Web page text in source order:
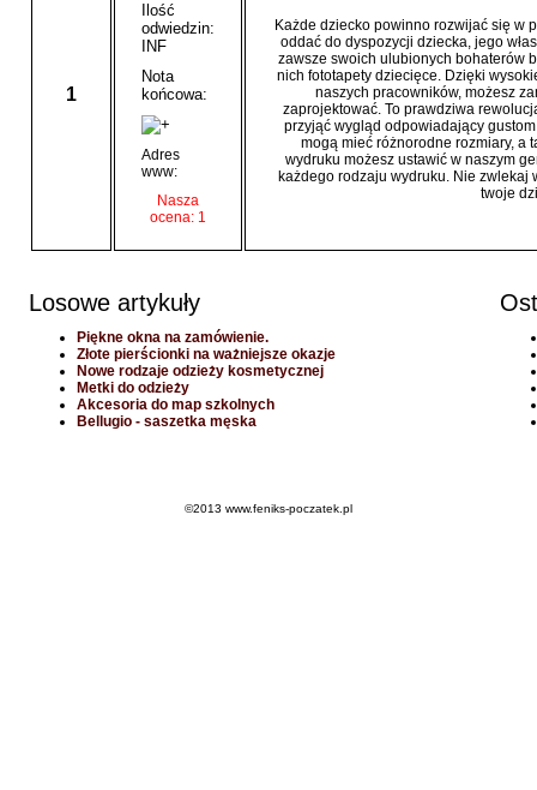
1
Ilość
odwiedzin:
INF
Nota
końcowa:
Adres
www:
Nasza
ocena: 1
Każde dziecko powinno rozwijać się w
oddać do dyspozycji dziecka, jego
zawsze swoich ulubionych bohaterów
nich fototapety dziecięce. Dzięki
naszych pracowników, możesz
zaprojektować. To prawdziwa
przyjąć wygląd odpowiadający
mogą mieć różnorodne rozmiary, a
wydruku możesz ustawić w naszym
każdego rodzaju wydruku. Nie zwlekaj
twoje
Losowe artykuły
Piękne okna na zamówienie.
Złote pierścionki na ważniejsze okazje
Nowe rodzaje odzieży kosmetycznej
Metki do odzieży
Akcesoria do map szkolnych
Bellugio - saszetka męska
©2013 www.feniks-poczatek.pl